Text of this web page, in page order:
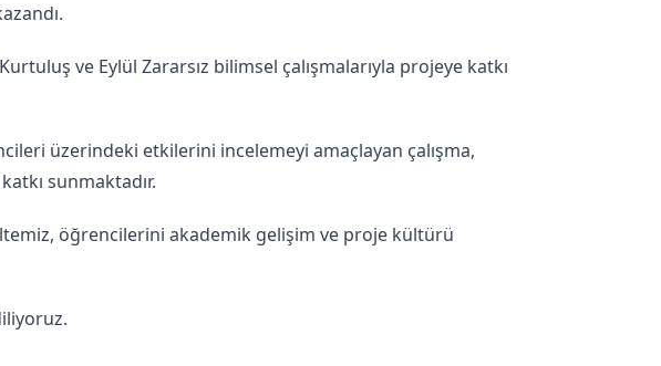
ve Eylül Zararsız bilimsel çalışmalarıyla projeye katkı
üzerindeki etkilerini incelemeyi amaçlayan çalışma,
sunmaktadır.
öğrencilerini akademik gelişim ve proje kültürü